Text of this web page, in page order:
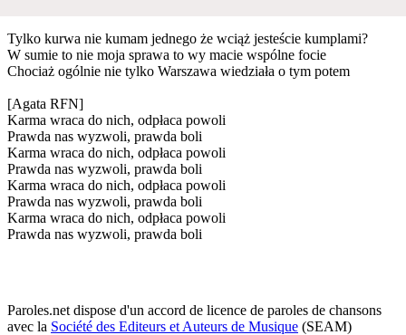
Tylko kurwa nie kumam jednego że wciąż jesteście kumplami?
W sumie to nie moja sprawa to wy macie wspólne focie
Chociaż ogólnie nie tylko Warszawa wiedziała o tym potem
[Agata RFN]
Karma wraca do nich, odpłaca powoli
Prawda nas wyzwoli, prawda boli
Karma wraca do nich, odpłaca powoli
Prawda nas wyzwoli, prawda boli
Karma wraca do nich, odpłaca powoli
Prawda nas wyzwoli, prawda boli
Karma wraca do nich, odpłaca powoli
Prawda nas wyzwoli, prawda boli
Paroles.net dispose d'un accord de licence de paroles de chansons
avec la Société des Editeurs et Auteurs de Musique (SEAM)